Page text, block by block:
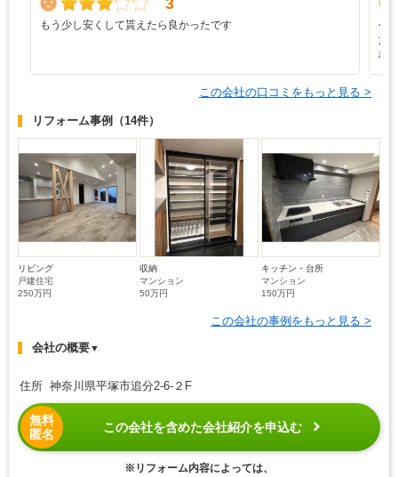
3
もう少し安くして貰えたら良かったです
今
施
程
この会社の口コミをもっと見る >
リフォーム事例 （14件）
リビング
戸建住宅
250万円
収納
マンション
50万円
キッチン・台所
マンション
150万円
この会社の事例をもっと見る >
会社の概要▼
住所 神奈川県平塚市追分2-6-２F
無料
匿名
この会社を含めた会社紹介を申込む
※リフォーム内容によっては、